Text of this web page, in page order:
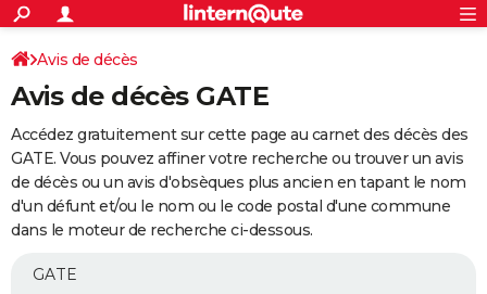
ACTUALITÉS
Politique
Société
Faits Divers
Education
Monde
Villes
+
SPORT
Coupe du monde 2026
Football
Tennis
Cyclisme
Rugby
Forum
Programme TV
TNT
Streaming
Cinéma
Sorties cinéma
Musique
+
FINANCE
Retraite
Impôts
Epargne
Immobilier
Risques naturels par ville
Banque
Assurance
Crédit
AUTO
Essais
Réserver un essai
Citadines
Berlines
SUV
Forum auto
+
Mobiles
Meilleur smartphone
Internet
Ordinateurs
Jeux vidéo
Guide high-tech
Avis de décès
Avis de décès GATE
Accédez gratuitement sur cette page au carnet des décès des
GATE. Vous pouvez affiner votre recherche ou trouver un avis
de décès ou un avis d'obsèques plus ancien en tapant le nom
d'un défunt et/ou le nom ou le code postal d'une commune
dans le moteur de recherche ci-dessous.